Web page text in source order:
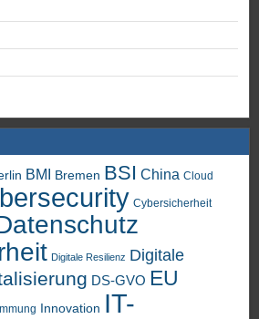
BMI Bremen BSI China Cloud
Cybersicherheit
Digitale Resilienz Digitale
DS-GVO EU
Innovation IT-